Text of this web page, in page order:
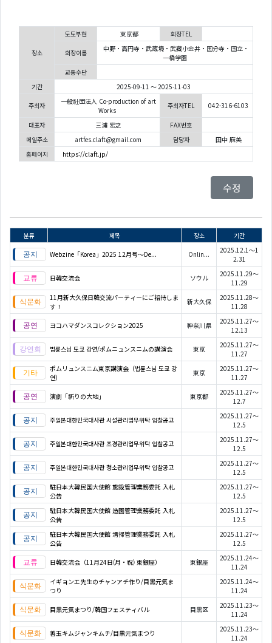
장소
도도부현 東京都 회장TEL
회장이름
中野・高円寺・武蔵境・武藏小金井・国分寺・国立・
一橋学園
교통수단
기간
2025-09-11 ～ 2025-11-03
주최자
一般社団法人 Co-production of art
Works
주최자TEL 042-316-6103
대표자 三浦 宏之
FAX번호
메일주소
artfes.claft@gmail.com 담당자
田中 麻美
홈페이지
https://claft.jp/
수정
분류 제목 장소 기간
Webzine「Korea」2025 12月号～De... Onlin...
2025.12.1～1
2.31
日韓交流会 ソウル
2025.11.29～
11.29
11月新大久保日韓交流パーティーにご招待しま
す！
新大久保
2025.11.28～
11.28
ヨコハマダンスコレクション2025 神奈川県
2025.11.27～
12.13
법륜스님 도쿄 강연/ポムニュンスニムの講演会 東京
2025.11.27～
11.27
ポムリュンスニム東京講演会（법륜스님 도쿄 강
연）
東京
2025.11.27～
11.27
演劇「祈りの大地」 東京都
2025.11.27～
12.7
주일본대한민국대사관 시설관리업무위탁 입찰공고
2025.11.27～
12.5
주일본대한민국대사관 조경관리업무위탁 입찰공고
2025.11.27～
12.5
주일본대한민국대사관 청소관리업무위탁 입찰공고
2025.11.27～
12.5
駐日本大韓民国大使館 施設管理業務委託 入札
公告
2025.11.27～
12.5
駐日本大韓民国大使館 造園管理業務委託 入札
公告
2025.11.27～
12.5
駐日本大韓民国大使館 清掃管理業務委託 入札
公告
2025.11.27～
12.5
日韓交流会（11月24日(月・祝) 東銀座） 東銀座
2025.11.24～
11.24
イギョンエ先生のチャンアチ作り/目黒元気ま
つり
2025.11.24～
11.24
目黒元気まつり/韓国フェスティバル 目黒区
2025.11.23～
11.24
善玉キムジャンキムチ/目黒元気まつり
2025.11.23～
11.24